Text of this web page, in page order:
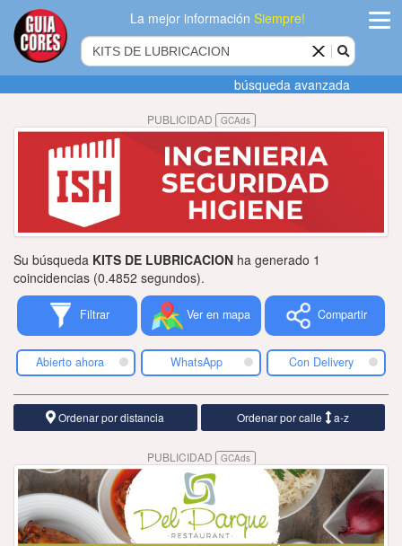
La mejor informaciónSiempre!
Agregar
empresa
Publicidad
Tiendacores
Contactenos
búsqueda avanzada
PUBLICIDAD GCAds
Su búsqueda KITS DE LUBRICACION ha generado 1
coincidencias (0.4852 segundos).
Filtrar Ver en mapa Compartir
Abierto ahora WhatsApp Con Delivery
Ordenar por distancia Ordenar por calle a-z
PUBLICIDAD GCAds